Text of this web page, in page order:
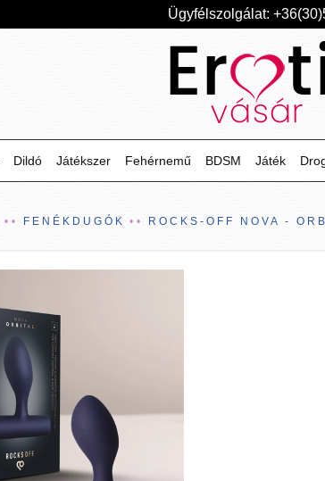
Ügyfélszolgálat:
Dildó Játékszer Fehérnemű BDSM Játék
FENÉKDUGÓK ROCKS-OFF NOVA -